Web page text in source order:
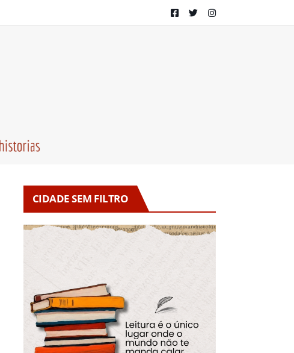
CIDADE SEM FILTRO